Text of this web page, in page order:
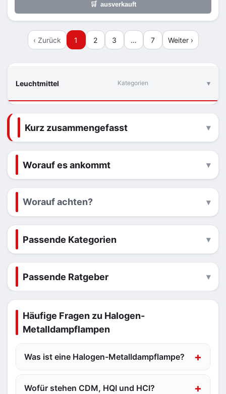
Leuchtmittel Kategorien
🛒 ausverkauft
‹ Zurück 1 2 3 … 7 Weiter ›
Kurz zusammengefasst
Worauf es ankommt
Worauf achten?
Passende Kategorien
Passende Ratgeber
Häufige Fragen zu Halogen-
Metalldampflampen
Was ist eine Halogen-Metalldampflampe?
Wofür stehen CDM, HQI und HCI?